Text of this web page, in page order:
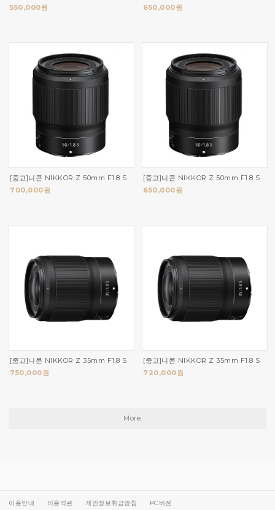
550,000원
650,000원
[중고]니콘 NIKKOR Z 50mm F1.8 S
700,000원
[중고]니콘 NIKKOR Z 50mm F1.8 S
650,000원
[중고]니콘 NIKKOR Z 35mm F1.8 S
750,000원
[중고]니콘 NIKKOR Z 35mm F1.8 S
720,000원
More
이용안내 이용약관 개인정보취급방침 PC버전